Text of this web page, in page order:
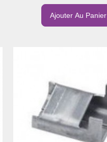
Ajouter Au Panier